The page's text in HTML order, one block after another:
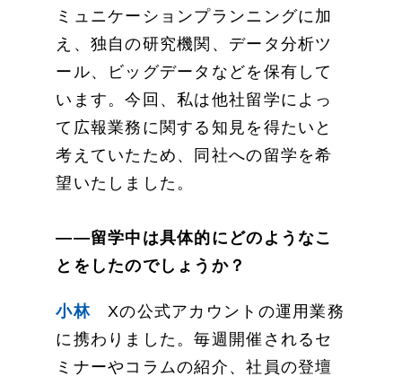
ミュニケーションプランニングに加
え、独自の研究機関、データ分析ツ
ール、ビッグデータなどを保有して
います。今回、私は他社留学によっ
て広報業務に関する知見を得たいと
考えていたため、同社への留学を希
望いたしました。
——留学中は具体的にどのようなこ
とをしたのでしょうか？
小林Xの公式アカウントの運用業務
に携わりました。毎週開催されるセ
ミナーやコラムの紹介、社員の登壇